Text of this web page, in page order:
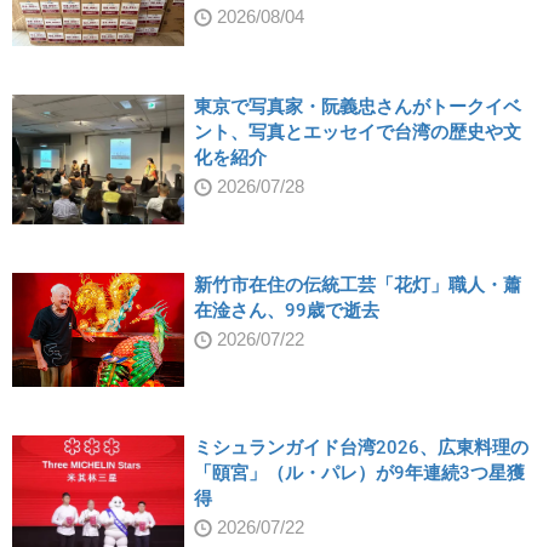
2026/08/04
東京で写真家・阮義忠さんがトークイベ
ント、写真とエッセイで台湾の歴史や文
化を紹介
2026/07/28
新竹市在住の伝統工芸「花灯」職人・蕭
在淦さん、99歳で逝去
2026/07/22
ミシュランガイド台湾2026、広東料理の
「頤宮」（ル・パレ）が9年連続3つ星獲
得
2026/07/22